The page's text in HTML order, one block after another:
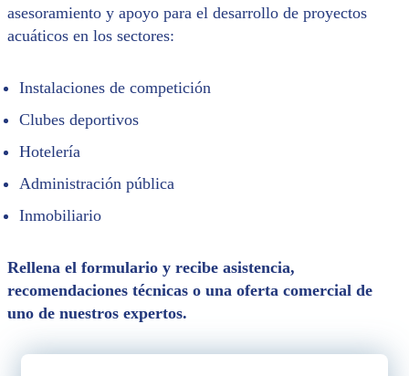
asesoramiento y apoyo para el desarrollo de proyectos
acuáticos en los sectores:
Instalaciones de competición
Clubes deportivos
Hotelería
Administración pública
Inmobiliario
Rellena el formulario y recibe asistencia,
recomendaciones técnicas o una oferta comercial de
uno de nuestros expertos.